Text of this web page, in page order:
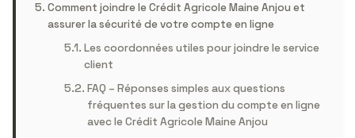
Comment joindre le Crédit Agricole Maine Anjou et
assurer la sécurité de votre compte en ligne
Les coordonnées utiles pour joindre le service
client
FAQ – Réponses simples aux questions
fréquentes sur la gestion du compte en ligne
avec le Crédit Agricole Maine Anjou